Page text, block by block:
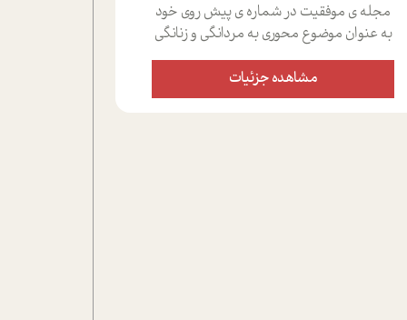
مجله ی موفقیت در شماره ی پیش روی خود
به عنوان موضوع محوری به مردانگی و زنانگی
سمی پرداخته است؛ علاوه بر این که؛ گفت و
گویی اختصاصی داشته ایم با فردین علیخواه،
جامعه شناس در بخش های مختلف تلاش
مشاهده جزئیات